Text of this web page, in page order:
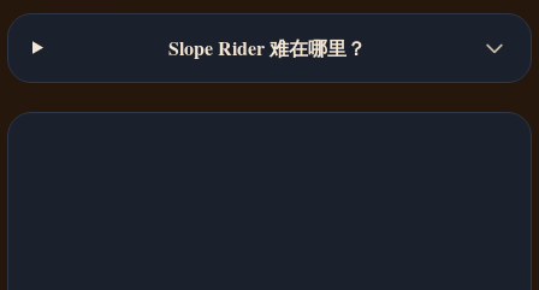
Slope Rider 难在哪里？